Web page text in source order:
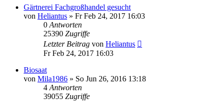
Gärtnerei Fachgroßhandel gesucht
von Heliantus » Fr Feb 24, 2017 16:03
0 Antworten
25390 Zugriffe
Letzter Beitrag von Heliantus
Fr Feb 24, 2017 16:03
Biosaat
von Mila1986 » So Jun 26, 2016 13:18
4 Antworten
39055 Zugriffe